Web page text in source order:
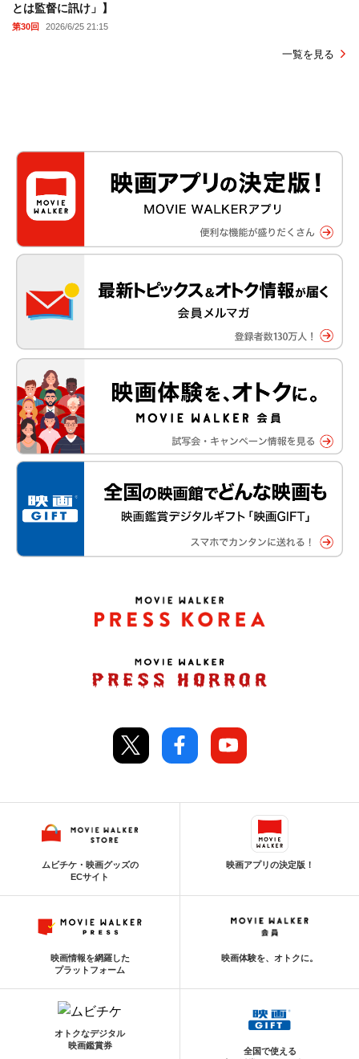
とは監督に訊け」】
第30回 2026/6/25 21:15
一覧を見る
ムビチケ・映画グッズの
ECサイト
映画アプリの決定版！
映画情報を網羅した
プラットフォーム
映画体験を、オトクに。
オトクなデジタル
映画鑑賞券
全国で使える